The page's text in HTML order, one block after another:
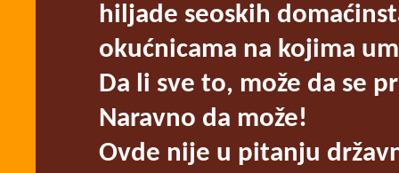
hiljade seoskih
okućnicama na kojima
Da li sve to, može da se
Naravno da može!
Ovde nije u pitanju